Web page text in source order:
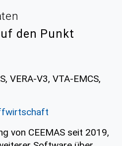
den Punkt
VERA-V3, VTA-EMCS,
von CEEMAS seit 2019,